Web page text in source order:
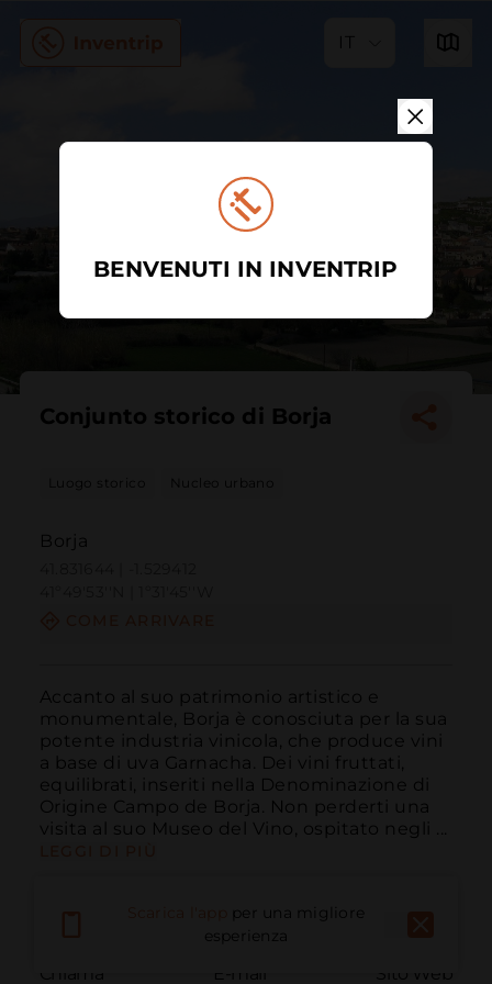
IT
Conjunto storico di Borja
Luogo storico Nucleo urbano
Borja
Accanto al suo patrimonio artistico e
monumentale, Borja è conosciuta per la sua
potente industria vinicola, che produce vini
a base di uva Garnacha. Dei vini fruttati,
equilibrati, inseriti nella Denominazione di
Origine Campo de Borja. Non perderti una
visita al suo Museo del Vino, ospitato negli ...
Chiama E-mail Sito Web
per una migliore
esperienza
BENVENUTI IN INVENTRIP